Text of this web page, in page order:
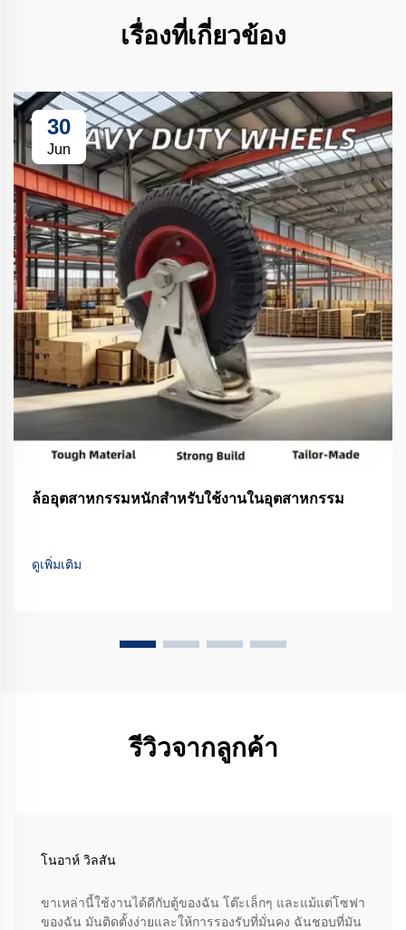
เรื่องที่เกี่ยวข้อง
30
Jun
ล้ออุตสาหกรรมหนักสำหรับใช้งานในอุตสาหกรรม
ดูเพิ่มเติม
รีวิวจากลูกค้า
โนอาห์ วิลสัน
ขาเหล่านี้ใช้งานได้ดีกับตู้ของฉัน โต๊ะเล็กๆ และแม้แต่โซฟา
ของฉัน มันติดตั้งง่ายและให้การรองรับที่มั่นคง ฉันชอบที่มัน